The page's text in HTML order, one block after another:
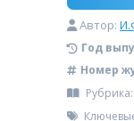
Автор:
Год
Номер
Рубрика: